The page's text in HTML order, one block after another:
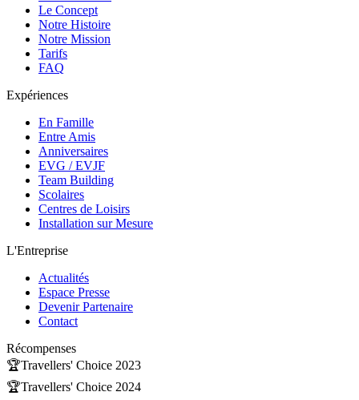
Le Concept
Notre Histoire
Notre Mission
Tarifs
FAQ
Expériences
En Famille
Entre Amis
Anniversaires
EVG / EVJF
Team Building
Scolaires
Centres de Loisirs
Installation sur Mesure
L'Entreprise
Actualités
Espace Presse
Devenir Partenaire
Contact
Récompenses
🏆Travellers' Choice 2023
🏆Travellers' Choice 2024